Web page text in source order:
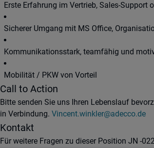
Erste Erfahrung im Vertrieb, Sales-Support
Sicherer Umgang mit MS Office,
Kommunikationsstark, teamfähig und
Mobilität / PKW von Vorteil
Call to Action
Bitte senden Sie uns Ihren Lebenslauf
in Verbindung. Vincent.winkler@adecco.de
Kontakt
Für weitere Fragen zu dieser Position JN -